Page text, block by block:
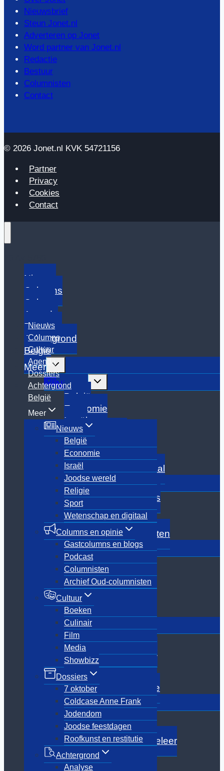
Nieuws
Columns
Cultuur
Agenda
Dossiers
Achtergrond
België
Meer
Nieuws
België
Economie
Israël
Joodse wereld
Religie
Sport
Wetenschap en digitaal
Columns en opinie
Gastcolumns en blogs
Podcast
Columnisten
Archief Oud-columnisten
Cultuur
Boeken
Culinair
Film
Media
Showbizz
Dossiers
7 oktober
Coldcase Anne Frank
Jodendom
Joodse feestdagen
Roofkunst en restitutie
Achtergrond
Analyse
Nieuwsbrief
Steun Jonet.nl
Adverteren op Jonet
Word partner van Jonet.nl
Redactie
Bestuur
Columnisten
Contact
© 2026 Jonet.nl KVK 54721156
Partner
Privacy
Cookies
Contact
Nieuws
Columns
Cultuur
Agenda
Dossiers
Achtergrond
België
Meer
Toggle
Nieuws
Toggle
België
Economie
Israël
Joodse wereld
Religie
Sport
Wetenschap en digitaal
Columns en opinie submenu
Gastcolumns en blogs
Podcast
Columnisten
Archief Oud-columnisten
Cultuur
Toggle
submenu
Boeken
Culinair
Film
Media
Showbizz
Dossiers submenu
7 oktober
Coldcase Anne Frank
Jodendom
Joodse feestdagen
Roofkunst en restitutie
Achtergrond
Toggle
submenu
Analyse
In memoriam
Joodse iconen van weleer
Joods Den Haag
Reizen